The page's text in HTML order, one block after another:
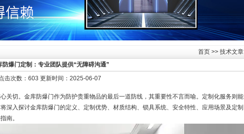
首页 >> 技术文章
防爆门定制：专业团队提供“无障碍沟通”
击次数：603 更新时间：2025-06-07
关切。金库防爆门作为防护贵重物品的最后一道防线，其重要性不言而喻。定制化服务则能
深入探讨金库防爆门的定义、定制优势、材质结构、锁具系统、安全特性、应用场景及定制
南。